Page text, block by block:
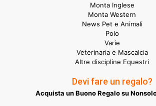
Monta Inglese
Monta Western
News Pet e Animali
Polo
Varie
Veterinaria e Mascalcia
Altre discipline Equestri
Devi fare un regalo?
Acquista un Buono Regalo su